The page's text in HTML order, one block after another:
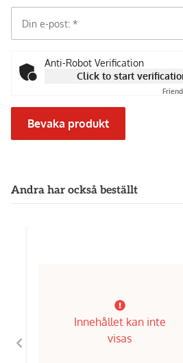
Din e-post:
Anti-Robot Verification
Click to start
Bevaka produkt
Andra har också beställt
Innehållet kan inte
visas